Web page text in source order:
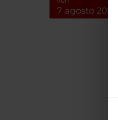
7 agosto 2026